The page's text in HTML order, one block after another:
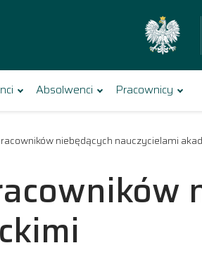
Absolwenci Pracownicy
niebędących nauczycielami